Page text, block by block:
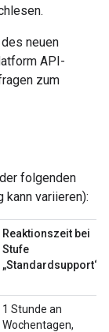
neuen
API-
zum
folgenden
variieren):
Reaktionszeit bei
Stufe
„Standardsupport“
1 Stunde an
Wochentagen,